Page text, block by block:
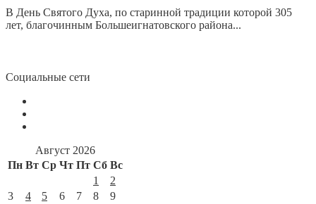
В День Святого Духа, по старинной традиции которой 305
лет, благочинным Большеигнатовского района...
Социальные сети
Август 2026
Пн Вт Ср Чт Пт Сб Вс
1
2
3
4 5 6 7 8
9